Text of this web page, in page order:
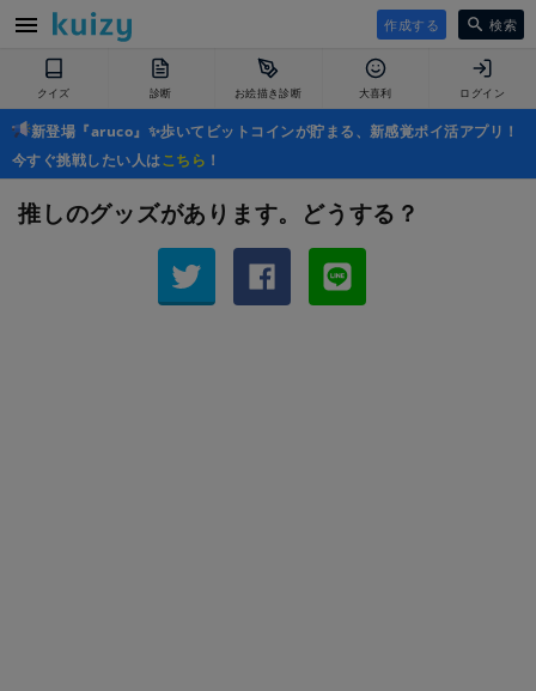
作成する 検索
クイズ 診断 お絵描き診断 大喜利 ログイン
新登場『aruco』✨歩いてビットコインが貯まる、新感覚ポイ活アプリ！
今すぐ挑戦したい人はこちら ！
推しのグッズがあります。どうする？